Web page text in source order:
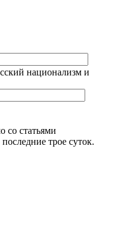
национализм и
со статьями
трое суток.